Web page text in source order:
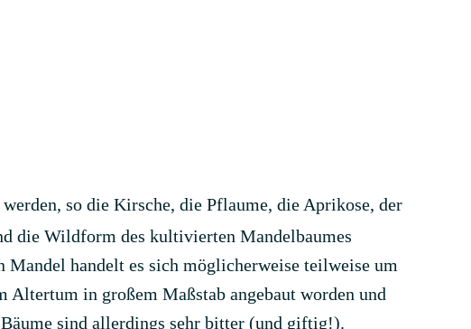
so die Kirsche, die Pflaume, die Aprikose, der
die Wildform des kultivierten Mandelbaumes
handelt es sich möglicherweise teilweise um
in großem Maßstab angebaut worden und
sind allerdings sehr bitter (und giftig!).